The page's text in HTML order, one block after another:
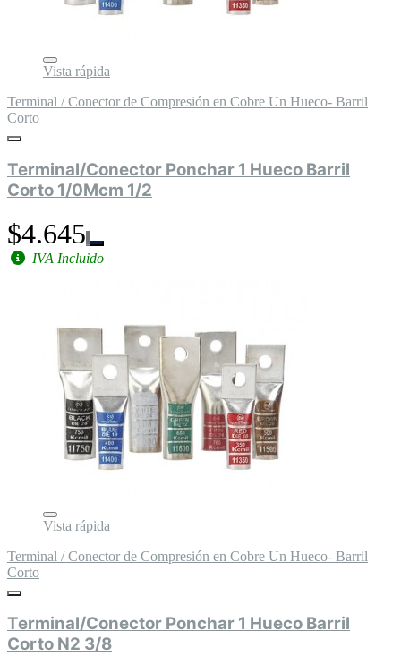
Vista rápida
Terminal / Conector de Compresión en Cobre Un Hueco- Barril
Corto
Terminal/Conector Ponchar 1 Hueco Barril
Corto 1/0Mcm 1/2
$4.645
IVA Incluido
Vista rápida
Terminal / Conector de Compresión en Cobre Un Hueco- Barril
Corto
Terminal/Conector Ponchar 1 Hueco Barril
Corto N2 3/8